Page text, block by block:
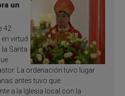
un
42
virtud
la Santa
La ordenación tuvo lugar
antes tuvo que
a la Iglesia local con la